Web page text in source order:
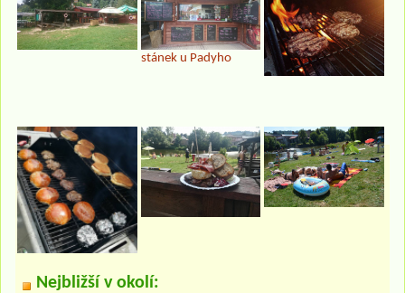
stánek u Padyho
Nejbližší v okolí: